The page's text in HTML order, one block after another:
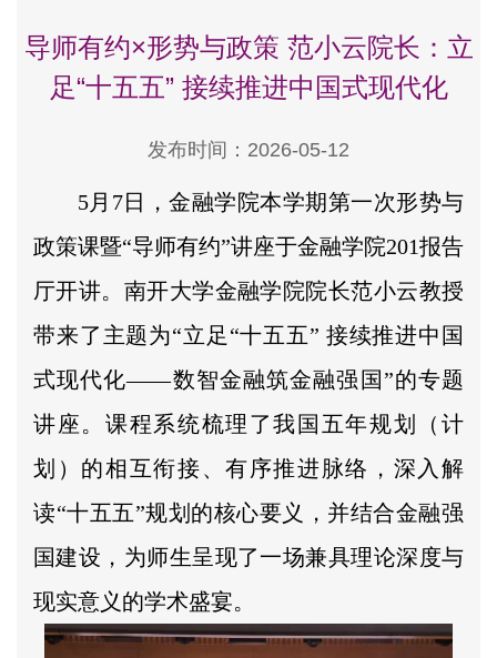
导师有约×形势与政策 范小云院长：立
足“十五五” 接续推进中国式现代化
发布时间：2026-05-12
5月7日，金融学院本学期第一次形势与
政策课暨“导师有约”讲座于金融学院201报告
厅开讲。南开大学金融学院院长范小云教授
带来了主题为“立足“十五五” 接续推进中国
式现代化——数智金融筑金融强国”的专题
讲座。课程系统梳理了我国五年规划（计
划）的相互衔接、有序推进脉络，深入解
读“十五五”规划的核心要义，并结合金融强
国建设，为师生呈现了一场兼具理论深度与
现实意义的学术盛宴。